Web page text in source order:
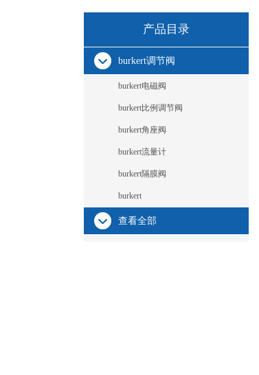
产品目录
burkert调节阀
burkert电磁阀
burkert比例调节阀
burkert角座阀
burkert流量计
burkert隔膜阀
burkert
查看全部